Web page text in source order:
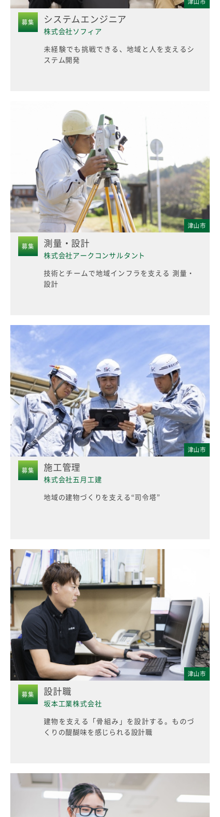
津山市
募集 システムエンジニア
株式会社ソフィア
未経験でも挑戦できる、地域と人を支えるシ
ステム開発
津山市
募集 測量・設計
株式会社アークコンサルタント
技術とチームで地域インフラを支える 測量・
設計
津山市
募集 施工管理
株式会社五月工建
地域の建物づくりを支える“司令塔”
津山市
募集 設計職
坂本工業株式会社
建物を支える「骨組み」を設計する。ものづ
くりの醍醐味を感じられる設計職